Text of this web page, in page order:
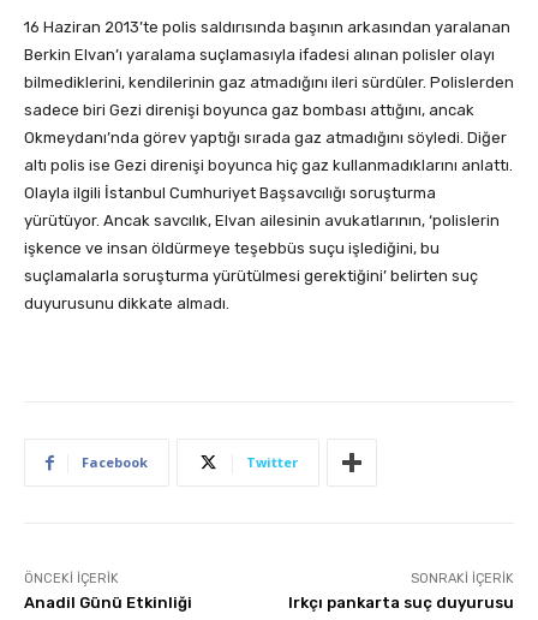
16 Haziran 2013’te polis saldırısında başının arkasından yaralanan
Berkin Elvan’ı yaralama suçlamasıyla ifadesi alınan polisler olayı
bilmediklerini, kendilerinin gaz atmadığını ileri sürdüler. Polislerden
sadece biri Gezi direnişi boyunca gaz bombası attığını, ancak
Okmeydanı’nda görev yaptığı sırada gaz atmadığını söyledi. Diğer
altı polis ise Gezi direnişi boyunca hiç gaz kullanmadıklarını anlattı.
Olayla ilgili İstanbul Cumhuriyet Başsavcılığı soruşturma
yürütüyor. Ancak savcılık, Elvan ailesinin avukatlarının, ‘polislerin
işkence ve insan öldürmeye teşebbüs suçu işlediğini, bu
suçlamalarla soruşturma yürütülmesi gerektiğini’ belirten suç
duyurusunu dikkate almadı.
Facebook Twitter
ÖNCEKI İÇERIK
Anadil Günü Etkinliği
SONRAKI İÇERIK
Irkçı pankarta suç duyurusu